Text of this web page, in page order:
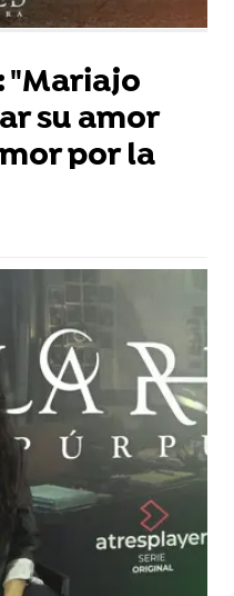
"Mariajo
su amor
por la